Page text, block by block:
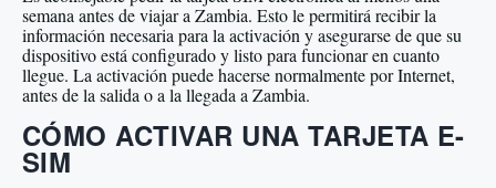
semana antes de viajar a Zambia. Esto le permitirá recibir la
información necesaria para la activación y asegurarse de que su
dispositivo está configurado y listo para funcionar en cuanto
llegue. La activación puede hacerse normalmente por Internet,
antes de la salida o a la llegada a Zambia.
CÓMO ACTIVAR UNA TARJETA E-
SIM